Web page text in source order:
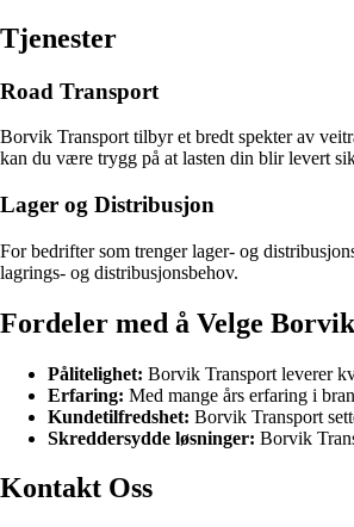
Tjenester
Road Transport
Borvik Transport tilbyr et bredt spekter av
kan du være trygg på at lasten din blir levert
Lager og Distribusjon
For bedrifter som trenger lager- og
lagrings- og distribusjonsbehov.
Fordeler med å Velge
Pålitelighet: Borvik Transport leverer
Erfaring: Med mange års erfaring i
Kundetilfredshet: Borvik Transport
Skreddersydde løsninger: Borvik
Kontakt Oss